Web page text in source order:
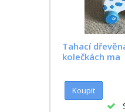
Tahací
kolečkách ma